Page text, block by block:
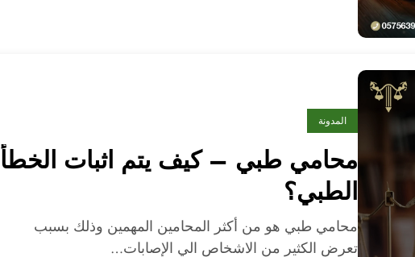
المدونة
محامي طبي – كيف يتم اثبات الخطأ
الطبي؟
محامي طبي هو من أكثر المحامين المهمين وذلك بسبب
تعرض الكثير من الاشخاص الي الإصابات…